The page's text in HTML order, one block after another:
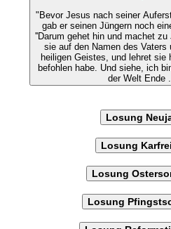
"Bevor Jesus nach seiner
gab er seinen Jüngern noch
''Darum gehet hin und machet
sie auf den Namen des Vaters
heiligen Geistes, und lehret
befohlen habe. Und siehe, ich bin bei euch alle Tage bis an
der Welt Ende
Losung
Losung
Losung
Losung